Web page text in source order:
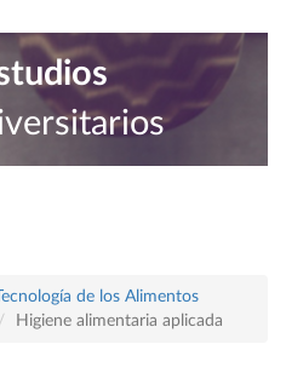
de los Alimentos
Higiene alimentaria aplicada